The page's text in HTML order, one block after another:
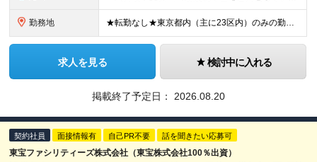
勤務地 ★転勤なし★東京都内（主に23区内）のみの勤務★勤務地は希望を考慮 丸の内／有楽町／新宿／六本木／虎ノ門／押上などの各施設 ※駅チカや駅直結の勤務先がほとんど！ 【本社】東京都千代田区大手町1-3
求人を見る 検討中に入れる
掲載終了予定日： 2026.08.20
契約社員 面接情報有 自己PR不要 話を聞きたい応募可
東宝ファシリティーズ株式会社（東宝株式会社100％出資）